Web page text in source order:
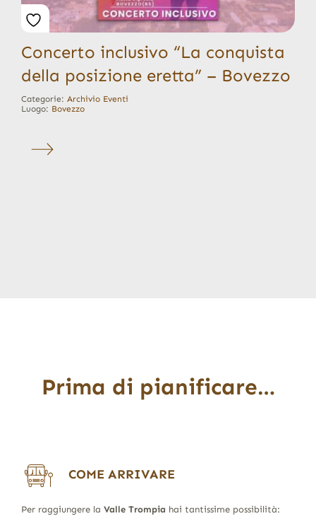
Concerto inclusivo “La conquista
della posizione eretta” – Bovezzo
Categorie: Archivio Eventi
Luogo: Bovezzo
Prima di pianificare…
COME ARRIVARE
Per raggiungere la Valle Trompia hai tantissime possibilità: